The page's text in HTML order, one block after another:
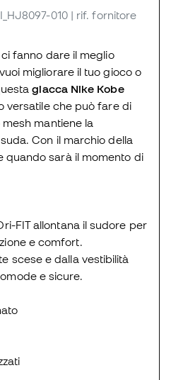
010 | rif. fornitore
fanno dare il meglio
migliorare il tuo gioco o
giacca Nike Kobe
versatile che può fare di
mantiene la
Con il marchio della
quando sarà il momento di
FIT allontana il sudore per
e comfort.
scese e dalla vestibilità
e sicure.